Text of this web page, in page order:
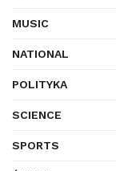
MUSIC
NATIONAL
POLITYKA
SCIENCE
SPORTS